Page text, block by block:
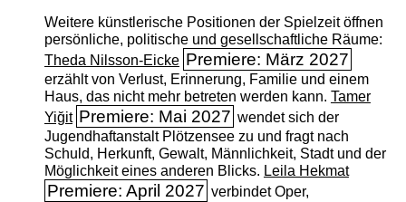
Weitere künstlerische Positionen der Spielzeit öffnen
persönliche, politische und gesellschaftliche Räume:
Theda Nilsson-Eicke Premiere: März 2027
erzählt von Verlust, Erinnerung, Familie und einem
Haus, das nicht mehr betreten werden kann. Tamer
Yiğit Premiere: Mai 2027 wendet sich der
Jugendhaftanstalt Plötzensee zu und fragt nach
Schuld, Herkunft, Gewalt, Männlichkeit, Stadt und der
Möglichkeit eines anderen Blicks. Leila Hekmat
Premiere: April 2027 verbindet Oper,